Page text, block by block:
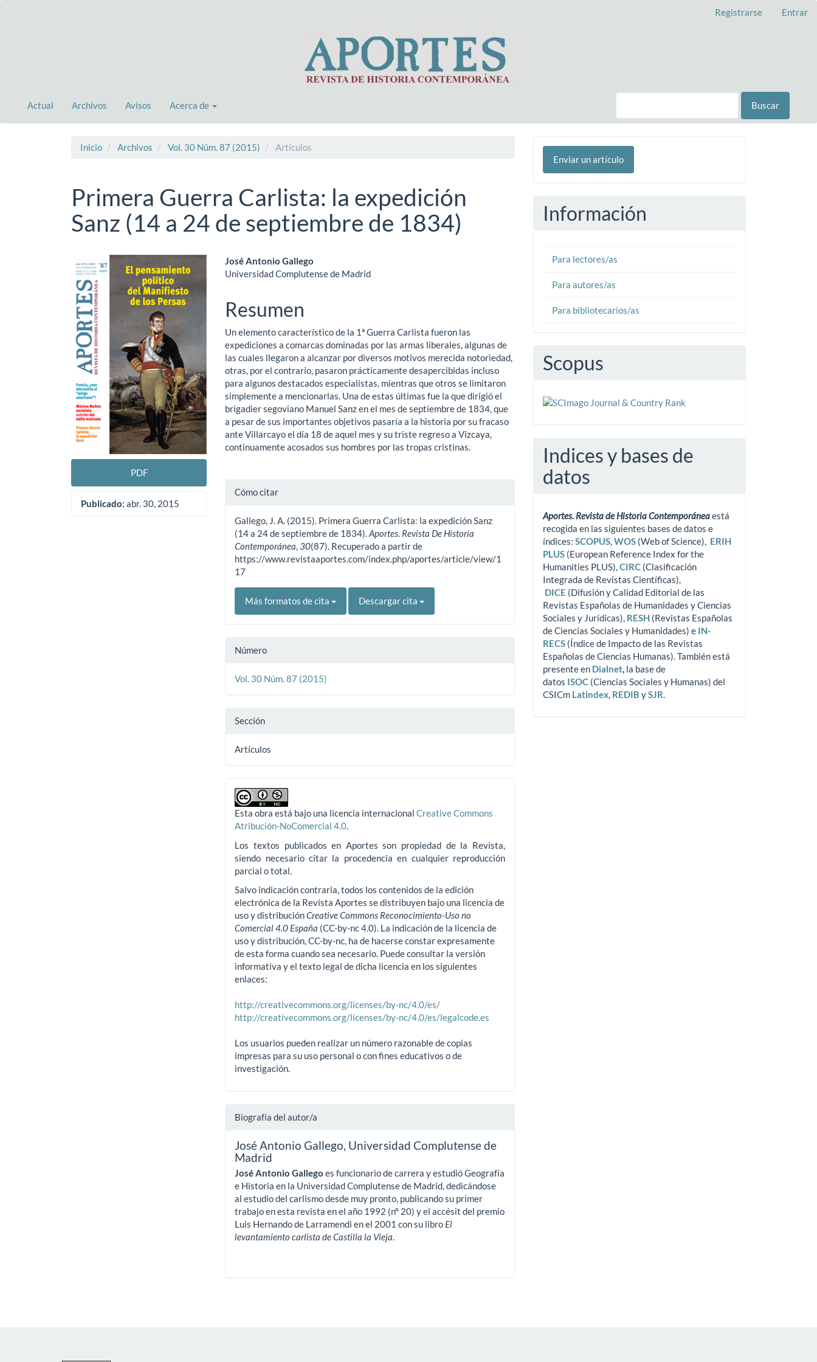
Registrarse Entrar
Actual Archivos Avisos Acerca de Buscar
Inicio Archivos Vol. 30 Núm. 87 (2015) Artículos
Primera Guerra Carlista: la expedición
Sanz (14 a 24 de septiembre de 1834)
Barra
lateral
del
artículo
PDF
Publicado: abr. 30, 2015
Contenido
principal
del
artículo
José Antonio Gallego
Universidad Complutense de Madrid
Resumen
Un elemento característico de la 1ª Guerra Carlista fueron las
expediciones a comarcas dominadas por las armas liberales, algunas de
las cuales llegaron a alcanzar por diversos motivos merecida notoriedad,
otras, por el contrario, pasaron prácticamente desapercibidas incluso
para algunos destacados especialistas, mientras que otros se limitaron
simplemente a mencionarlas. Una de estas últimas fue la que dirigió el
brigadier segoviano Manuel Sanz en el mes de septiembre de 1834, que
a pesar de sus importantes objetivos pasaría a la historia por su fracaso
ante Villarcayo el día 18 de aquel mes y su triste regreso a Vizcaya,
continuamente acosados sus hombres por las tropas cristinas.
Detalles
artículo
Cómo citar
Gallego, J. A. (2015). Primera Guerra Carlista: la expedición Sanz
(14 a 24 de septiembre de 1834).Aportes. Revista De Historia
Contemporánea,30(87). Recuperado a partir de
https://www.revistaaportes.com/index.php/aportes/article/view/1
17
Más formatos de cita Descargar cita
Número
Vol. 30 Núm. 87 (2015)
Sección
Artículos
Esta obra está bajo una licencia internacionalCreative Commons
Atribución-NoComercial 4.0.
Los textos publicados en Aportes son propiedad de la Revista,
siendo necesario citar la procedencia en cualquier reproducción
parcial o total.
Salvo indicación contraria, todos los contenidos de la edición
electrónica de la Revista Aportes se distribuyen bajo una licencia de
uso y distribuciónCreative Commons Reconocimiento-Uso no
Comercial 4.0 España (CC-by-nc 4.0). La indicación de la licencia de
uso y distribución, CC-by-nc, ha de hacerse constar expresamente
de esta forma cuando sea necesario. Puede consultar la versión
informativa y el texto legal de dicha licencia en los siguientes
enlaces:
http://creativecommons.org/licenses/by-nc/4.0/es/
http://creativecommons.org/licenses/by-nc/4.0/es/legalcode.es
Los usuarios pueden realizar un número razonable de copias
impresas para su uso personal o con fines educativos o de
investigación.
Biografía del autor/a
José Antonio Gallego, Universidad Complutense de
Madrid
José Antonio Gallegoes funcionario de carrera y estudió Geografía
e Historia en la Universidad Complutense de Madrid, dedicándose
al estudio del carlismo desde muy pronto, publicando su primer
trabajo en esta revista en el año 1992 (nº 20) y el accésit del premio
Luis Hernando de Larramendi en el 2001 con su libro El
levantamiento carlista de Castilla la Vieja
Enviar
unEnviar un artículo
Información
Para lectores/as
Para autores/as
Para bibliotecarios/as
Scopus
Indices y bases de
datos
Aportes. Revista de Historia Contemporáneaestá
recogida en las siguientes bases de datos e
índices: SCOPUS,WOS (Web of Science), ERIH
PLUS (European Reference Index for the
Humanities PLUS),CIRC (Clasificación
Integrada de Revistas Científicas),
DICE (Difusión y Calidad Editorial de las
Revistas Españolas de Humanidades y Ciencias
Sociales y Jurídicas), RESH (Revistas Españolas
de Ciencias Sociales y Humanidades) e IN-
RECS (Índice de Impacto de las Revistas
Españolas de Ciencias Humanas). También está
presente en Dialnet, la base de
datos ISOC (Ciencias Sociales y Humanas) del
CSICm Latindex, REDIB ySJR.